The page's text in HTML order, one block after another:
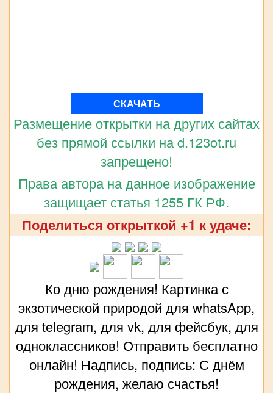
СКАЧАТЬ
Размещение открытки на других сайтах
без прямой ссылки на d.123ot.ru
запрещено!
Права автора на данное изображение
защищает статья 1255 ГК РФ.
Поделиться открыткой +1 к удаче:
Ко дню рождения! Картинка с
экзотической природой для whatsApp,
для telegram, для vk, для фейсбук, для
одноклассников! Отправить бесплатно
онлайн! Надпись, подпись: С днём
рождения, желаю счастья!